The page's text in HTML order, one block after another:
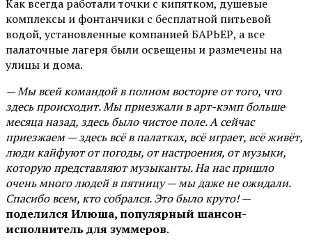
Как всегда работали точки с кипятком, душевые
комплексы и фонтанчики с бесплатной питьевой
водой, установленные компанией БАРЬЕР, а все
палаточные лагеря были освещены и размечены на
улицы и дома.
— Мы всей командой в полном восторге от того, что
здесь происходит. Мы приезжали в арт-кэмп больше
месяца назад, здесь было чистое поле. А сейчас
приезжаем — здесь всё в палатках, всё играет, всё живёт,
люди кайфуют от погоды, от настроения, от музыки,
которую представляют музыканты. На нас пришло
очень много людей в пятницу — мы даже не ожидали.
Спасибо всем, кто собрался. Это было круто!—
поделился Илюша, популярный шансон-
исполнитель для зуммеров.